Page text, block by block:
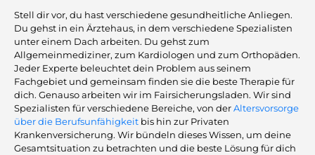
Stell dir vor, du hast verschiedene gesundheitliche Anliegen.
Du gehst in ein Ärztehaus, in dem verschiedene Spezialisten
unter einem Dach arbeiten. Du gehst zum
Allgemeinmediziner, zum Kardiologen und zum Orthopäden.
Jeder Experte beleuchtet dein Problem aus seinem
Fachgebiet und gemeinsam finden sie die beste Therapie für
dich. Genauso arbeiten wir im Fairsicherungsladen. Wir sind
Spezialisten für verschiedene Bereiche, von derAltersvorsorge
über die Berufsunfähigkeit bis hin zur Privaten
Krankenversicherung. Wir bündeln dieses Wissen, um deine
Gesamtsituation zu betrachten und die beste Lösung für dich